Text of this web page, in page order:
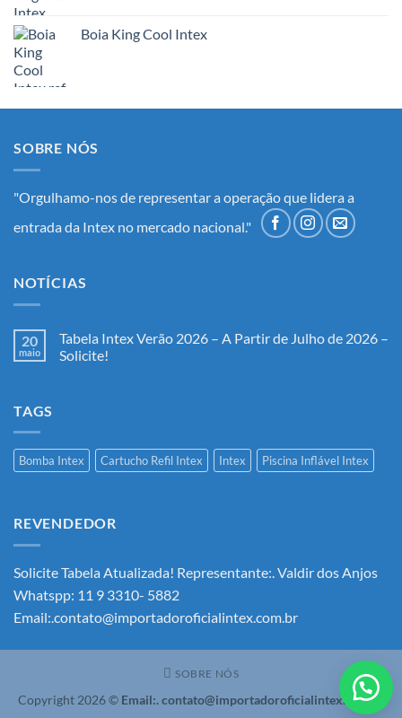
Boia King Cool Intex
SOBRE NÓS
"Orgulhamo-nos de representar a operação que lidera a
entrada da Intex no mercado nacional."
NOTÍCIAS
20
maio
Tabela Intex Verão 2026 – A Partir de Julho de 2026 –
Solicite!
–
A
2026
TAGS
Bomba Intex Cartucho Refil Intex Intex Piscina Inflável Intex
REVENDEDOR
Solicite Tabela Atualizada! Representante:. Valdir dos Anjos
Whatspp: 11 9 3310- 5882
Email:.contato@importadoroficialintex.com.br
SOBRE NÓS
Copyright 2026 © Email:. contato@importadoroficialintex.com.br